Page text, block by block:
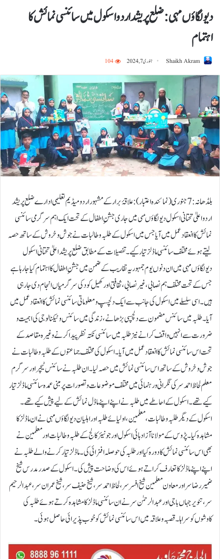
دیولگاؤں مہی: ضلع پریشد اردو اسکول میں سائنسی نمائش کا
اہتمام
Shaikh Akram جنوری 7, 2024 104
بلڈھانہ:7جنوری (نمائندہ اعتبار ) : علاقۂ برار کے مشہور اردو میڈیم تعلیمی ادارے ضلع پریشد
اردو اعلیٰ تحتانی اسکول دیولگاؤںمہی میں جاری جشنِ اطفال کے تحت ایک اہم سرگرمی سائنسی
نمائش کا انعقاد عمل میں آیا جس میں اسکول کے طلبہ و طالبات نے جوش و خروش کے ساتھ حصہ
لیتے ہوئے مختلف سائنسی ماڈلز تیار کیے۔ تفصیلات کے مطابق ضلع پریشد اعلیٰ تحتانی اسکول
دیولگاؤں مہی میں ان دنوں یوم جمہوریہ تقاریب کے ضمن میں جشنِ اطفال کا اہتمام کیا جارہا ہے
جس کے تحت مختلف ہم نصابی، غیرنصابی، ثقافتی اور کھیل کود کی سرگرمیاں انجام دی جارہی
ہیں۔ اسی سلسلے میں اسکول کی جانب سے ایک دلچسپ و معلوماتی سائنسی نمائش کا انعقاد عمل میں
آیا۔طلبہ میں سائنس مضمون سے دلچسپی بڑھانے، زندگی میں سائنس و ٹیکنالوجی کی اہمیت و
ضرورت سے انہیں واقف کرانے نیز طلبہ میں سائنسی نکتہ نظر پیدا کرنے وغیرہ مقاصد کے
تحت اس سائنسی نمائش کا انعقاد عمل میں آیا۔ اسکول کی مختلف جماعتوں کے طلبہ و طالبات نے
جوش و خروش کے ساتھ اس سائنسی نمائش میں حصہ لیا۔ ان طلبہ نے سائنس ٹیچر اور سرگرم
معلم لحاظ احمد سر کی نگرانی و رہنمائی میں مختلف موضوعات و تصورات پر مبنی عمدہ سائنسی ماڈلز تیار
کیے تھے۔ اسکول کے احاطے میں طلبہ نے اپنے اپنے ماڈل نمائش کے لیے پیش کیے تھے۔
اسکول کے دیگر طلبہ و طالبات، معلمین، اولیائے طلبہ اور اہلیان دیولگاؤں مہی نے ان ماڈلز کا
مشاہدہ کیا۔ پڑوس کے مولانا آزاد ہائی اسکول اور جونیئر کالج کے طلبہ و طالبات اور معلمین نے
بھی اس سائنسی نمائش کا دورہ کیا اور طلبہ کی حوصلہ افزائی کی۔ ماڈلز تیار کرنے والے طلبہ نے
اپنے اپنے ماڈلز کا تعارف کراتے ہوئے اس کی وضاحت پیش کی۔ اسکول کے صدر مدرس شیخ
ضمیر رضا سر اور معاون معلمین شیخ افسر سر، لحاظ احمد سر ، شیخ حنیف سر، شیخ عمران سر ، عبدالرحیم
سر، تنویر جہاں باجی اور عبدالرحمٰن سر نے ان سائنسی ماڈلز کا مشاہدہ کرتے ہوئے طلبہ کی
کاوشوں کو سراہا۔ قصبہ و علاقہ میں اس سائنسی نمائش کو خوب پذیرائی حاصل ہوئی۔